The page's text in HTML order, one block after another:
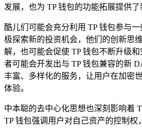
发展，也为 TP 钱包的功能拓展提供了
酷儿们可能会充分利用 TP 钱包参与
极探索新的投资机会，他们的创新思
解，也可能会促使 TP 钱包不断升级
者可能会开发出与 TP 钱包兼容的新
丰富、多样化的服务，让用户在加密
体验。
中本聪的去中心化思想也深刻影响着
TP 钱包强调用户对自己资产的控制权